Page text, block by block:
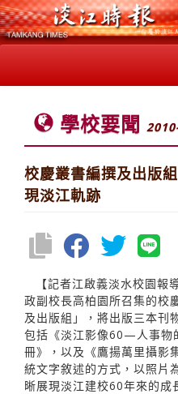
學校要聞
校慶叢書編撰及出版
現淡江軌跡
【記者江啟義淡水校園
政副校長高柏園所召集的校
及出版組」，將出版三本刊
包括《淡江影像60—人事物
冊》，以及《鷹揚萬里攝影
統文字敘述的方式，以照片
晰展現淡江建校60年來的成